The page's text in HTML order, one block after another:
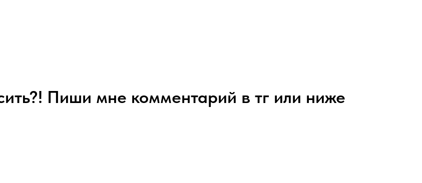
Пиши мне комментарий в тг или ниже